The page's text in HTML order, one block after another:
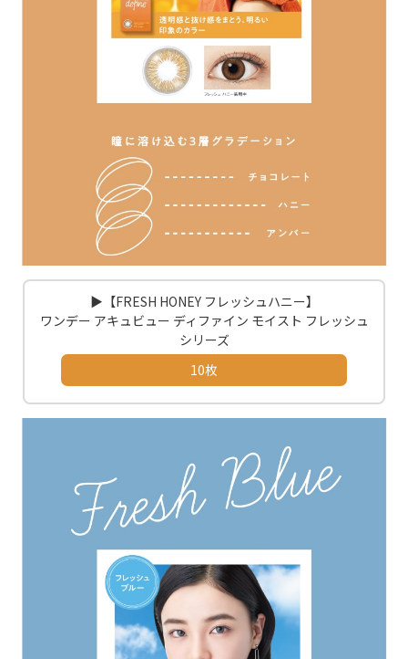
▶【FRESH HONEY フレッシュハニー】
ワンデー アキュビュー ディファイン モイスト フレッシュ
シリーズ
10枚